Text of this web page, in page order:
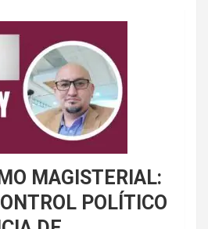
MAGISTERIAL:
POLÍTICO